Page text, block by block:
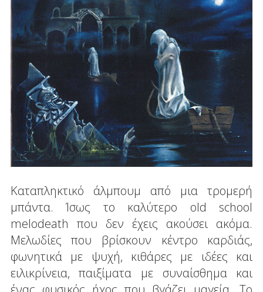
Καταπληκτικό άλμπουμ από μια τρομερή
μπάντα. Ίσως το καλύτερο old school
melodeath που δεν έχεις ακούσει ακόμα.
Μελωδίες που βρίσκουν κέντρο καρδιάς,
φωνητικά με ψυχή, κιθάρες με ιδέες και
ειλικρίνεια, παιξίματα με συναίσθημα και